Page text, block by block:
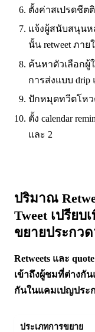
ตั้งค่าสเปรดชีต
แจ้งผู้สนับสนุนห
นั้น retweet ภาย
ค้นหาตัวเลือกผู้
การส่งแบบ drip
ปักหมุดทวีตโห
ตั้ง calendar
และ 2
ปริมาณ
Tweet เปรีย
ขยายประกวด
Retweets และ
เข้าถึงผู้ชมที่ต่างกั
กันในแคมเปญประ
ประเภทการขยาย